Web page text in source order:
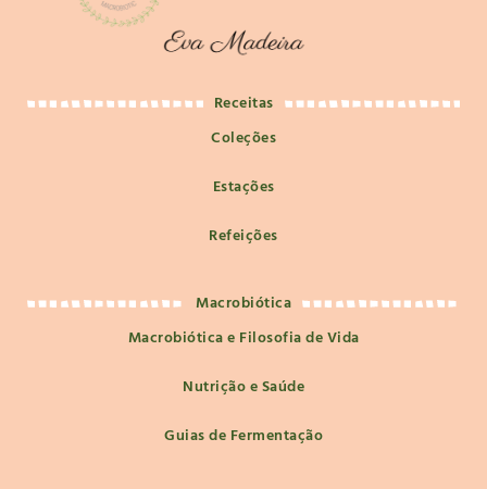
Receitas
Coleções
Estações
Refeições
Macrobiótica
Macrobiótica e Filosofia de Vida
Nutrição e Saúde
Guias de Fermentação